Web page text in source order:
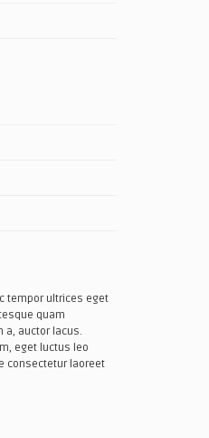
tempor ultrices eget
quam
a, auctor lacus.
eget luctus leo
consectetur laoreet